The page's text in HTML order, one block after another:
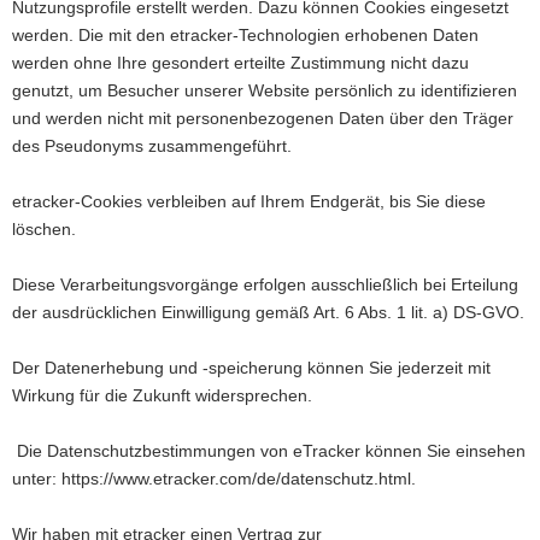
Nutzungsprofile erstellt werden. Dazu können Cookies eingesetzt
werden. Die mit den etracker-Technologien erhobenen Daten
werden ohne Ihre gesondert erteilte Zustimmung nicht dazu
genutzt, um Besucher unserer Website persönlich zu identifizieren
und werden nicht mit personenbezogenen Daten über den Träger
des Pseudonyms zusammengeführt.
etracker-Cookies verbleiben auf Ihrem Endgerät, bis Sie diese
löschen.
Diese Verarbeitungsvorgänge erfolgen ausschließlich bei Erteilung
der ausdrücklichen Einwilligung gemäß Art. 6 Abs. 1 lit. a) DS-GVO.
Der Datenerhebung und -speicherung können Sie jederzeit mit
Wirkung für die Zukunft widersprechen.
Die Datenschutzbestimmungen von eTracker können Sie einsehen
unter: https://www.etracker.com/de/datenschutz.html.
Wir haben mit etracker einen Vertrag zur